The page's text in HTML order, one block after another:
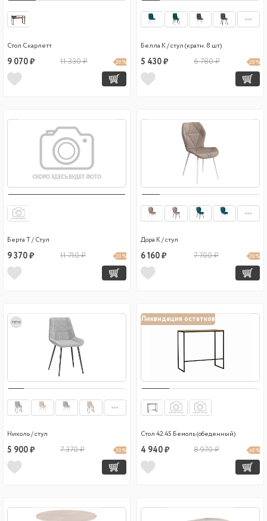
Стол Скарлетт
9 070 ₽ 11 330 ₽ 20 %
Белла К / стул (кратн. 8 шт)
5 430 ₽ 6 780 ₽ 20 %
Берта Т / Стул
9 370 ₽ 11 710 ₽ 20 %
Дора К / стул
6 160 ₽ 7 700 ₽ 20 %
new
Николь / стул
5 900 ₽ 7 370 ₽ 20 %
Ликвидация остатков
Стол 42.45 Бемоль (обеденный)
4 940 ₽ 8 970 ₽ 45 %